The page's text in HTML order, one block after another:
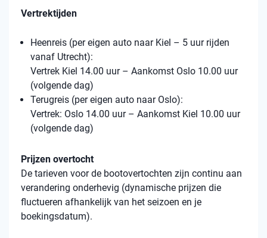
Vertrektijden
Heenreis (per eigen auto naar Kiel – 5 uur rijden
vanaf Utrecht):
Vertrek Kiel 14.00 uur – Aankomst Oslo 10.00 uur
(volgende dag)
Terugreis (per eigen auto naar Oslo):
Vertrek: Oslo 14.00 uur – Aankomst Kiel 10.00 uur
(volgende dag)
Prijzen overtocht
De tarieven voor de bootovertochten zijn continu aan
verandering onderhevig (dynamische prijzen die
fluctueren afhankelijk van het seizoen en je
boekingsdatum).